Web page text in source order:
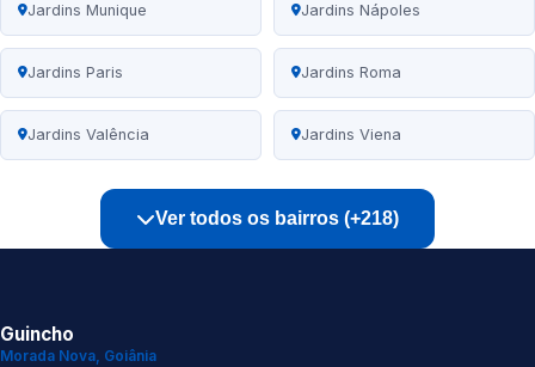
Jardins Munique Jardins Nápoles
Jardins Paris Jardins Roma
Jardins Valência Jardins Viena
Ver todos os bairros (+218)
Guincho
Morada Nova, Goiânia